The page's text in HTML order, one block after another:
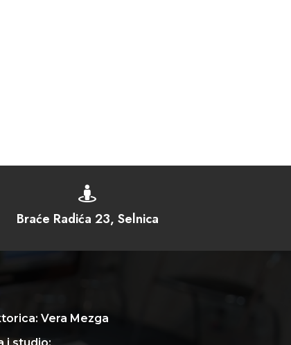

Braće Radića 23, Selnica
Vera Mezga